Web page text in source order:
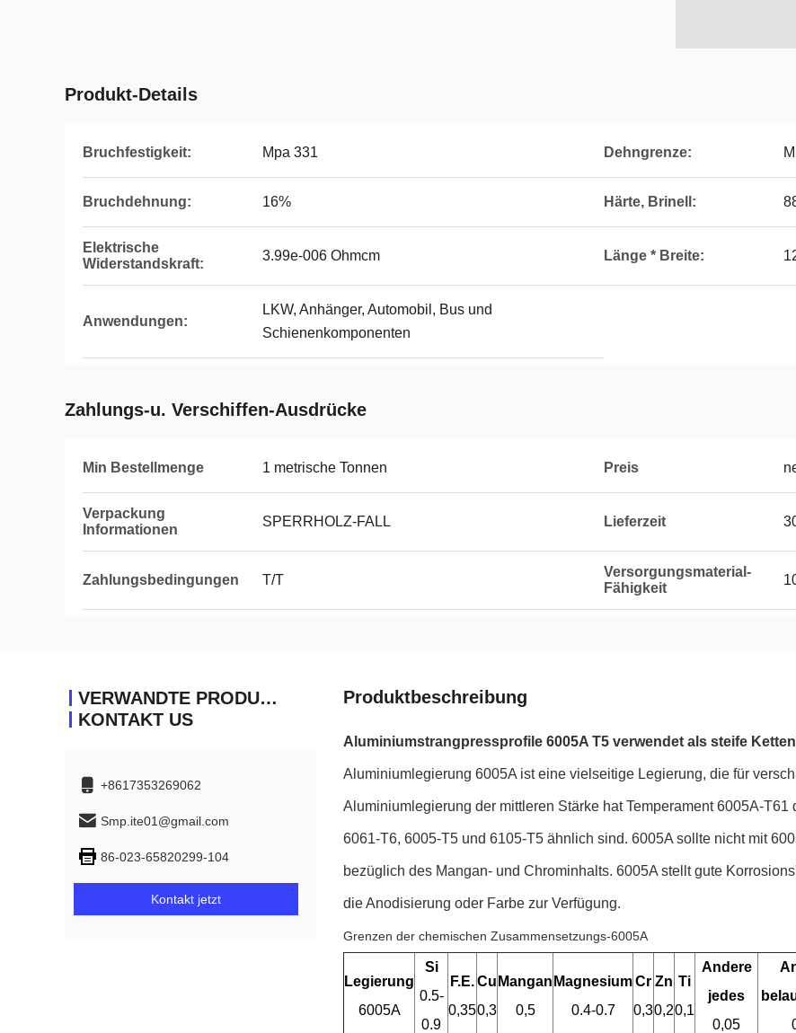
Produkt-Details
Bruchfestigkeit: Mpa 331 Dehngrenze:
Bruchdehnung: 16% Härte, Brinell:
Elektrische
Widerstandskraft:
3.99e-006 Ohmcm Länge * Breite:
Anwendungen:
LKW, Anhänger, Automobil, Bus und
Schienenkomponenten
Zahlungs-u. Verschiffen-Ausdrücke
Min Bestellmenge 1 metrische Tonnen Preis
Verpackung
Informationen
SPERRHOLZ-FALL Lieferzeit
Zahlungsbedingungen T/T
Versorgungsmaterial-
Fähigkeit
VERWANDTE PRODUKTE
KONTAKT US
+8617353269062
Smp.ite01@gmail.com
86-023-65820299-104
Kontakt jetzt
Produktbeschreibung
Aluminiumstrangpressprofile 6005A T5 verwendet als steife
Aluminiumlegierung 6005A ist eine vielseitige Legierung, die für
Aluminiumlegierung der mittleren Stärke hat Temperament 6005A-
6061-T6, 6005-T5 und 6105-T5 ähnlich sind. 6005A sollte nicht mit
bezüglich des Mangan- und Chrominhalts. 6005A stellt gute
die Anodisierung oder Farbe zur Verfügung.
Grenzen der chemischen Zusammensetzungs-6005A
Legierung
6005A
Si
0.5-
0.9
F.E.
0,35
Cu
0,3
Mangan
0,5
Magnesium
0.4-0.7
Cr
0,3
Zn
0,2
Ti
0,1
Andere
jedes
0,05